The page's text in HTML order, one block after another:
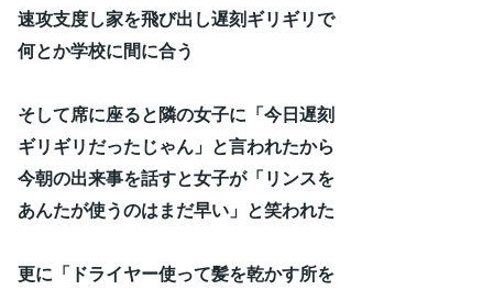
速攻支度し家を飛び出し遅刻ギリギリで
何とか学校に間に合う
そして席に座ると隣の女子に「今日遅刻
ギリギリだったじゃん」と言われたから
今朝の出来事を話すと女子が「リンスを
あんたが使うのはまだ早い」と笑われた
更に「ドライヤー使って髪を乾かす所を